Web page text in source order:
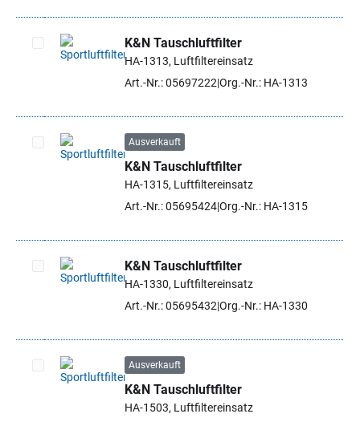
Artikel auswählen
K&N Tauschluftfilter
HA-1313, Luftfiltereinsatz
Art.-Nr.: 05697222 Org.-Nr.: HA-1313
Artikel auswählen
Ausverkauft
K&N Tauschluftfilter
HA-1315, Luftfiltereinsatz
Art.-Nr.: 05695424Org.-Nr.: HA-1315
Artikel auswählen
K&N Tauschluftfilter
HA-1330, Luftfiltereinsatz
Art.-Nr.: 05695432 Org.-Nr.: HA-1330
Artikel auswählen
Ausverkauft
K&N Tauschluftfilter
HA-1503, Luftfiltereinsatz